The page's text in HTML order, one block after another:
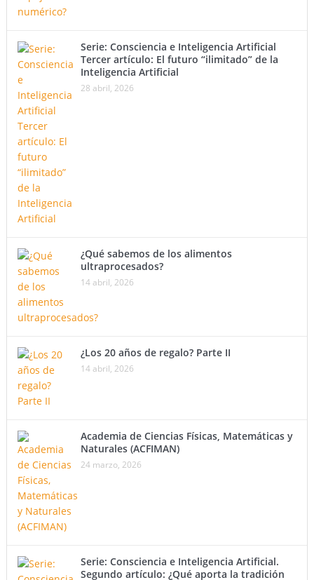
Serie: Consciencia e Inteligencia Artificial
Tercer artículo: El futuro “ilimitado” de la
Inteligencia Artificial
28 abril, 2026
¿Qué sabemos de los alimentos
ultraprocesados?
14 abril, 2026
¿Los 20 años de regalo? Parte II
14 abril, 2026
Academia de Ciencias Físicas, Matemáticas y
Naturales (ACFIMAN)
24 marzo, 2026
Serie: Consciencia e Inteligencia Artificial.
Segundo artículo: ¿Qué aporta la tradición